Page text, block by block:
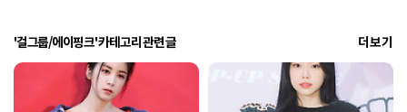
'걸그룹/에이핑크' 카테고리 관련 글 더보기